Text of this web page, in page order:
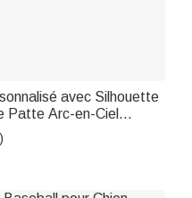
avec Silhouette
Patte Arc-en-Ciel
Cadeau Sympathie
de Chien